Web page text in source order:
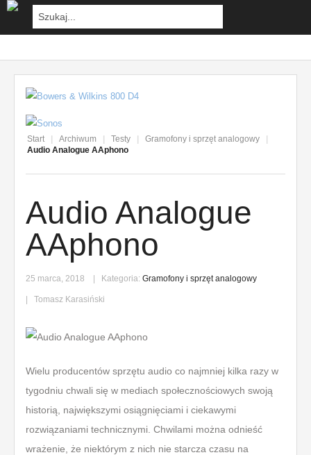
Start Archiwum Testy Gramofony i sprzęt analogowy
Audio Analogue AAphono
Audio Analogue
AAphono
25 marca, 2018 Kategoria: Gramofony i sprzęt analogowy
Tomasz Karasiński
Wielu producentów sprzętu audio co najmniej kilka razy w
tygodniu chwali się w mediach społecznościowych swoją
historią, największymi osiągnięciami i ciekawymi
rozwiązaniami technicznymi. Chwilami można odnieść
wrażenie, że niektórym z nich nie starcza czasu na